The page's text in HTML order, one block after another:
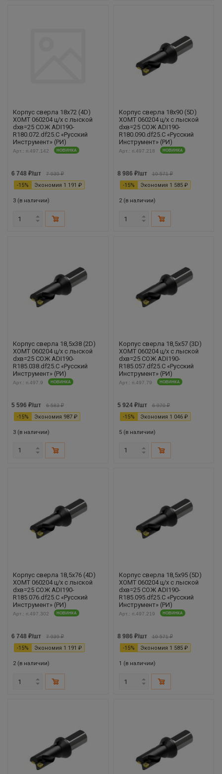
Корпус сверла 18х72 (4D)
XOMT 060204 ц/х с лыской
dхв=25 СОЖ ADI190-
R180.072.df25.С «Русский
Инструмент» (РИ)
Арт.: ri.497.142 НОВИНКА
6 748 ₽/шт 7 939₽
-15% Экономия 1 191 ₽
3 (в наличии)
Корпус сверла 18х90 (5D)
XOMT 060204 ц/х с лыской
dхв=25 СОЖ ADI190-
R180.090.df25.С «Русский
Инструмент» (РИ)
Арт.: ri.497.218 НОВИНКА
8 986 ₽/шт 10 571₽
-15% Экономия 1 585₽
2 (в наличии)
Корпус сверла 18,5х38 (2D)
XOMT 060204 ц/х с лыской
dхв=25 СОЖ ADI190-
R185.038.df25.С «Русский
Инструмент» (РИ)
Арт.: ri.497.9 НОВИНКА
5 596 ₽/шт 6 583₽
-15% Экономия 987 ₽
3 (в наличии)
Корпус сверла 18,5х57 (3D)
XOMT 060204 ц/х с лыской
dхв=25 СОЖ ADI190-
R185.057.df25.С «Русский
Инструмент» (РИ)
Арт.: ri.497.79 НОВИНКА
5 924₽/шт 6 970₽
-15% Экономия 1 046₽
5 (в наличии)
Корпус сверла 18,5х76 (4D)
XOMT 060204 ц/х с лыской
dхв=25 СОЖ ADI190-
R185.076.df25.С «Русский
Инструмент» (РИ)
Арт.: ri.497.302 НОВИНКА
6 748 ₽/шт 7 939₽
-15% Экономия 1 191 ₽
2 (в наличии)
Корпус сверла 18,5х95 (5D)
XOMT 060204 ц/х с лыской
dхв=25 СОЖ ADI190-
R185.095.df25.С «Русский
Инструмент» (РИ)
Арт.: ri.497.219 НОВИНКА
8 986 ₽/шт 10 571₽
-15% Экономия 1 585₽
1 (в наличии)